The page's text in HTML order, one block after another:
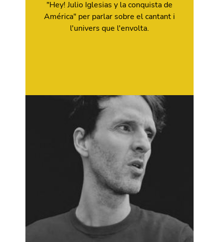
"Hey! Julio Iglesias y la conquista de
América" per parlar sobre el cantant i
l'univers que l'envolta.